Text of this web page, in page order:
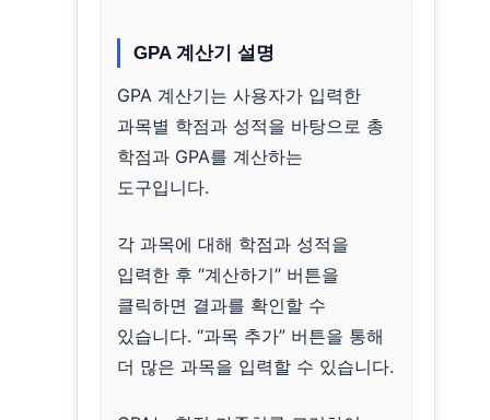
GPA 계산기 설명
GPA 계산기는 사용자가 입력한
과목별 학점과 성적을 바탕으로 총
학점과 GPA를 계산하는
도구입니다.
각 과목에 대해 학점과 성적을
입력한 후 “계산하기” 버튼을
클릭하면 결과를 확인할 수
있습니다. “과목 추가” 버튼을 통해
더 많은 과목을 입력할 수 있습니다.